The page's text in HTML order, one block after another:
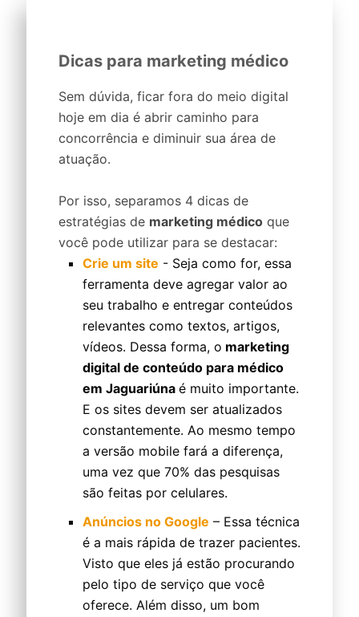
Dicas para marketing médico
Sem dúvida, ficar fora do meio digital
hoje em dia é abrir caminho para
concorrência e diminuir sua área de
atuação.
Por isso, separamos 4 dicas de
estratégias de marketing médico que
você pode utilizar para se destacar:
Crie um site - Seja como for, essa
ferramenta deve agregar valor ao
seu trabalho e entregar conteúdos
relevantes como textos, artigos,
vídeos. Dessa forma, o marketing
digital de conteúdo para médico
em Jaguariúna é muito importante.
E os sites devem ser atualizados
constantemente. Ao mesmo tempo
a versão mobile fará a diferença,
uma vez que 70% das pesquisas
são feitas por celulares.
Anúncios no Google – Essa técnica
é a mais rápida de trazer pacientes.
Visto que eles já estão procurando
pelo tipo de serviço que você
oferece. Além disso, um bom